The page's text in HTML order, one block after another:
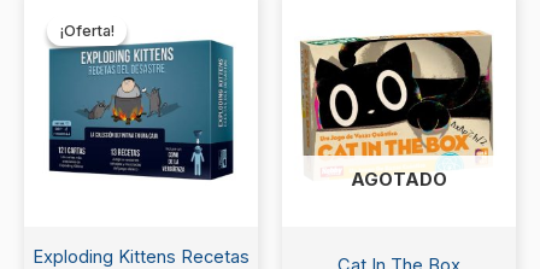
¡Oferta!
¡Oferta!
Exploding Kittens Recetas
original
era:
$33.990.
actual
es:
$29.990.
AGOTADO